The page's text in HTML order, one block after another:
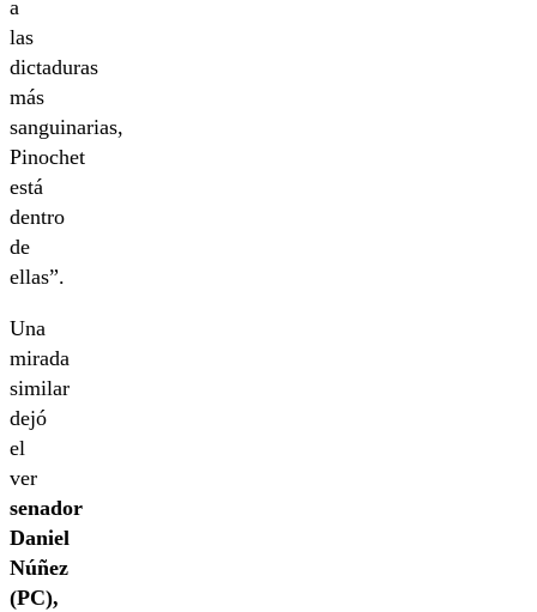
a
las
dictaduras
más
sanguinarias,
Pinochet
está
dentro
de
ellas”.
Una
mirada
similar
dejó
el
ver
senador
Daniel
Núñez
(PC),